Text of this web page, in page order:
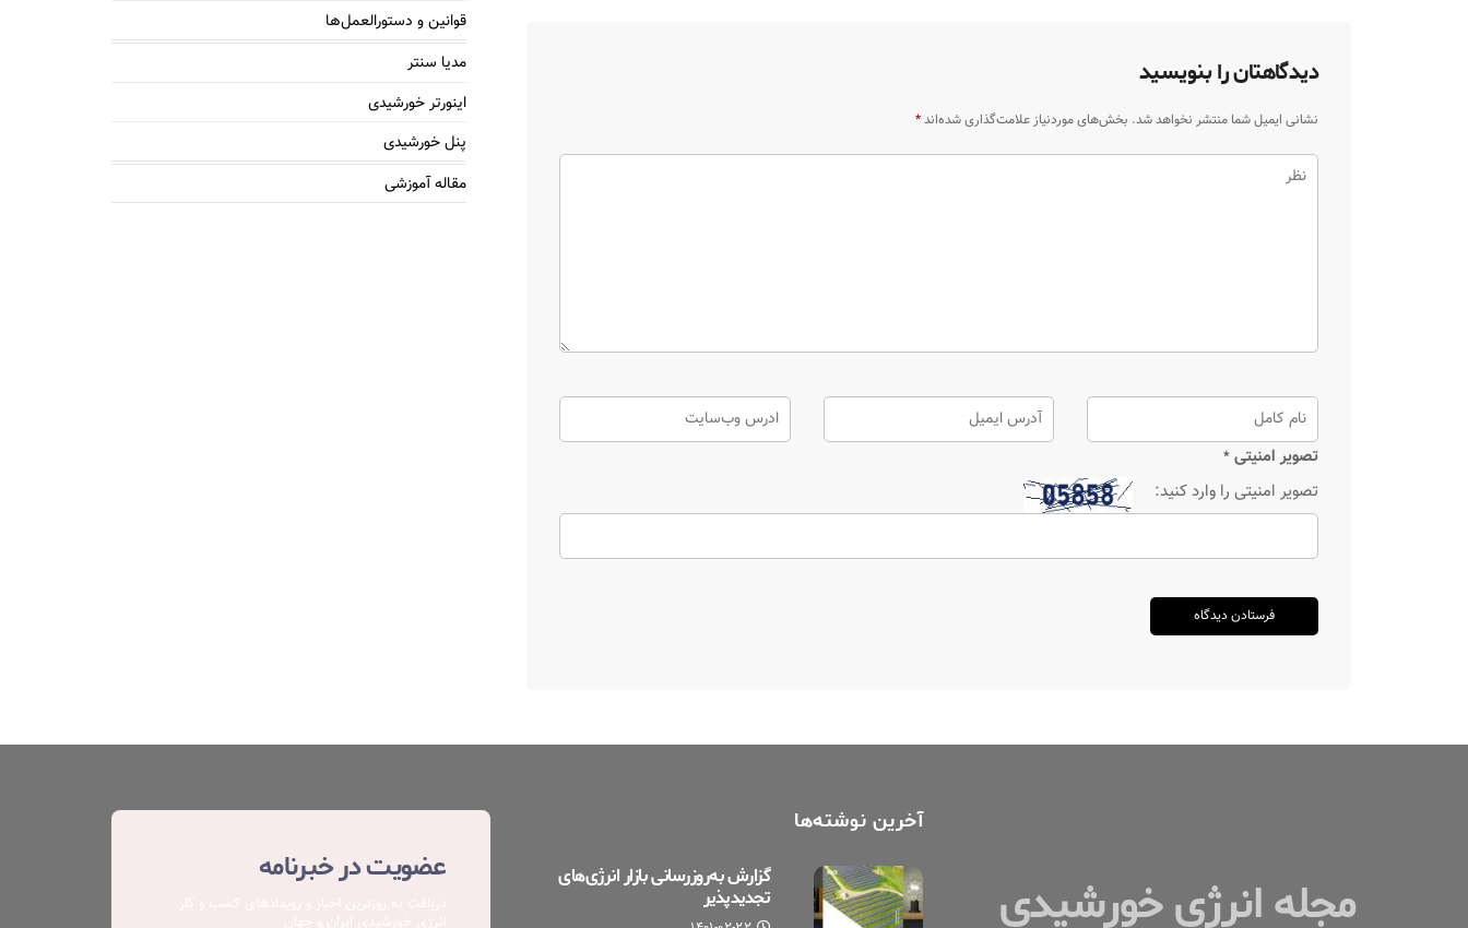
دیدگاهتان را بنویسید
نشانی ایمیل شما منتشر نخواهد شد. بخش‌های موردنیاز علامت‌گذاری شده‌اند*
تصویر امنیتی *
تصویر امنیتی را وارد کنید:
قوانین و دستورالعمل‌ها
مدیا سنتر
اینورتر خورشیدی
پنل خورشیدی
مقاله آموزشی
مجله انرژی خورشیدی
آخرین نوشته‌ها
گزارش به‌روزرسانی بازار انرژی‌های
تجدیدپذیر
عضویت در خبرنامه